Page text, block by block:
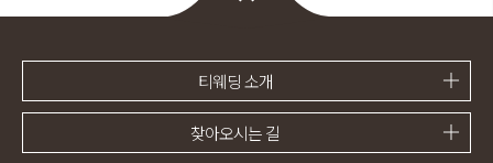
티웨딩 소개
찾아오시는 길